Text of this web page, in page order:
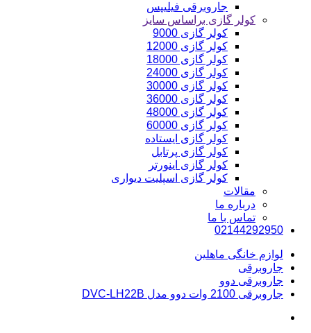
جاروبرقی فیلیپس
کولر گازی براساس سایز
کولر گازی 9000
کولر گازی 12000
کولر گازی 18000
کولر گازی 24000
کولر گازی 30000
کولر گازی 36000
کولر گازی 48000
کولر گازی 60000
کولر گازی ایستاده
کولر گازی پرتابل
کولر گازی اینورتر
کولر گازی اسپلیت دیواری
مقالات
درباره ما
تماس با ما
02144292950
لوازم خانگی ماهلین
جاروبرقی
جاروبرقی دوو
جاروبرقی 2100 وات دوو مدل DVC-LH22B